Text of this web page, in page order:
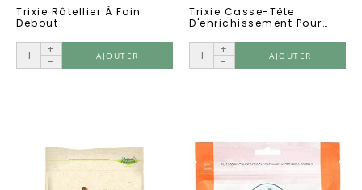
Trixie Râtellier À Foin
Debout
+
-
AJOUTER
Trixie Casse-Tête
D'enrichissement Pour
+
-
AJOUTER